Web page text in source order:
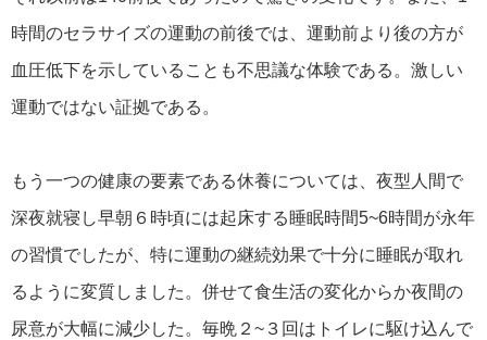
時間のセラサイズの運動の前後では、運動前より後の方が
血圧低下を示していることも不思議な体験である。激しい
運動ではない証拠である。
もう一つの健康の要素である休養については、夜型人間で
深夜就寝し早朝６時頃には起床する睡眠時間5~6時間が永年
の習慣でしたが、特に運動の継続効果で十分に睡眠が取れ
るように変質しました。併せて食生活の変化からか夜間の
尿意が大幅に減少した。毎晩２~３回はトイレに駆け込んで